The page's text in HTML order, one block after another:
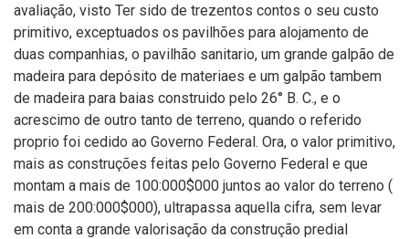
avaliação, visto Ter sido de trezentos contos o seu custo
primitivo, exceptuados os pavilhões para alojamento de
duas companhias, o pavilhão sanitario, um grande galpão de
madeira para depósito de materiaes e um galpão tambem
de madeira para baias construido pelo 26° B. C., e o
acrescimo de outro tanto de terreno, quando o referido
proprio foi cedido ao Governo Federal. Ora, o valor primitivo,
mais as construções feitas pelo Governo Federal e que
montam a mais de 100:000$000 juntos ao valor do terreno (
mais de 200:000$000), ultrapassa aquella cifra, sem levar
em conta a grande valorisação da construção predial